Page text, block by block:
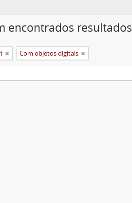
encontrados resultados
Com objetos digitais